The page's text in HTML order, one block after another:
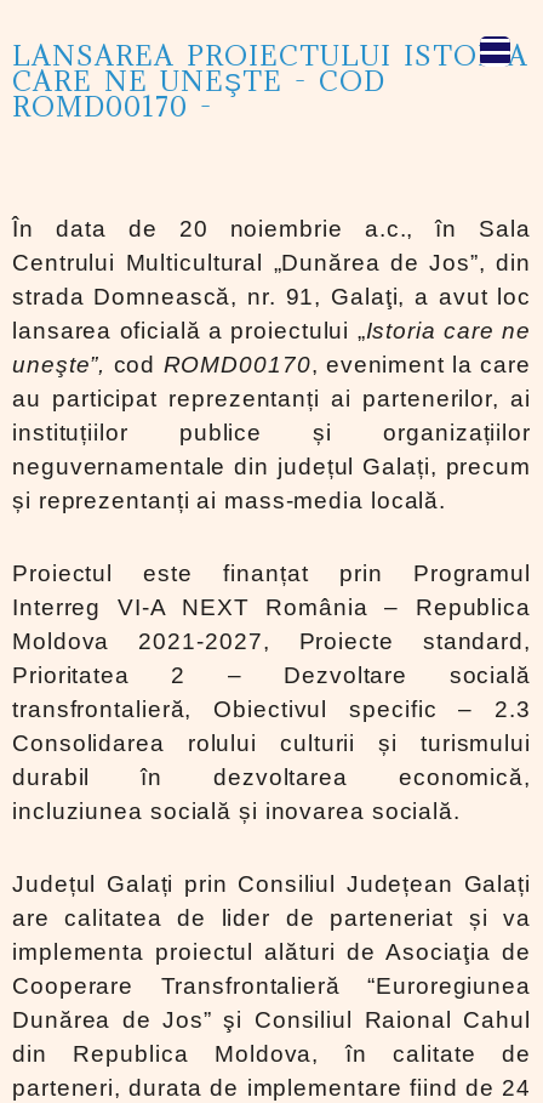
LANSAREA PROIECTULUI ISTORIA
CARE NE UNEŞTE - COD
ROMD00170 -
În data de 20 noiembrie a.c., în Sala
Centrului Multicultural „Dunărea de Jos”, din
strada Domnească, nr. 91, Galaţi, a avut loc
lansarea oficială a proiectului „Istoria care ne
uneşte”, cod ROMD00170, eveniment la care
au participat reprezentanți ai partenerilor, ai
instituțiilor publice și organizațiilor
neguvernamentale din județul Galați, precum
și reprezentanți ai mass-media locală.
Proiectul este finanțat prin Programul
Interreg VI-A NEXT România – Republica
Moldova 2021-2027, Proiecte standard,
Prioritatea 2 – Dezvoltare socială
transfrontalieră, Obiectivul specific – 2.3
Consolidarea rolului culturii și turismului
durabil în dezvoltarea economică,
incluziunea socială și inovarea socială.
Județul Galați prin Consiliul Județean Galați
are calitatea de lider de parteneriat și va
implementa proiectul alături de Asociaţia de
Cooperare Transfrontalieră “Euroregiunea
Dunărea de Jos” şi Consiliul Raional Cahul
din Republica Moldova, în calitate de
parteneri, durata de implementare fiind de 24